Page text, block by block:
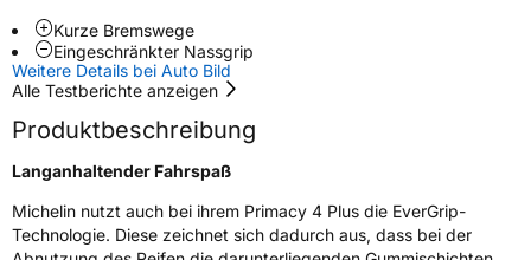
NasshaftungA
Rollgeräusch (dB)72
Fahrzeugklasse
C1
Kurze Bremswege
Eingeschränkter Nassgrip
Weitere Details bei Auto Bild
Alle Testberichte anzeigen
Produktbeschreibung
Langanhaltender Fahrspaß
Michelin nutzt auch bei ihrem Primacy 4 Plus die EverGrip-
Technologie. Diese zeichnet sich dadurch aus, dass bei der